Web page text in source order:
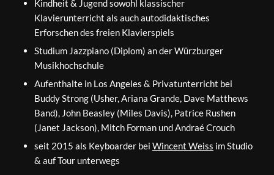
Kindheit & Jugend sowohl klassischer
Klavierunterricht als auch autodidaktisches
Erforschen des freien Klavierspiels
Studium Jazzpiano (Diplom) an der Würzburger
Musikhochschule
Aufenthalte in Los Angeles & Privatunterricht bei
Buddy Strong (Usher, Ariana Grande, Dave Matthews
Band), John Beasley (Miles Davis), Patrice Rushen
(Janet Jackson), Mitch Forman und Andraé Crouch
seit 2015 als Keyboarder bei Wincent Weiss im Studio
& auf Tour unterwegs